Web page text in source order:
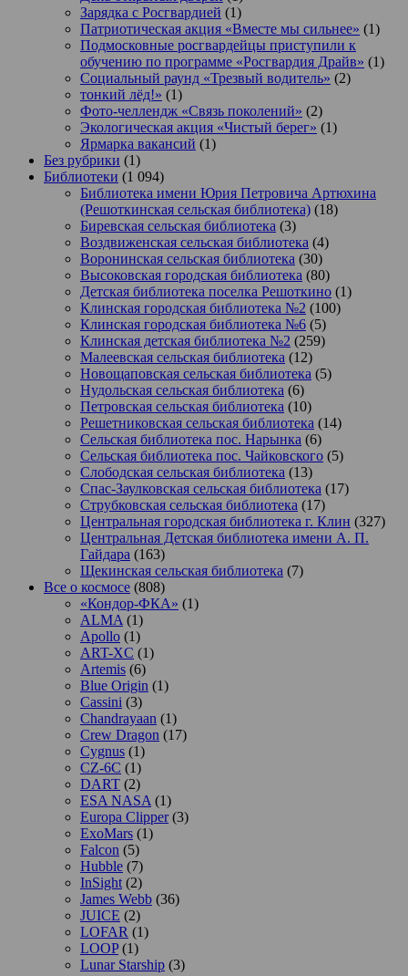
Зарядка с Росгвардией (1)
Патриотическая акция «Вместе мы сильнее» (1)
Подмосковные росгвардейцы приступили к
обучению по программе «Росгвардия Драйв» (1)
Социальный раунд «Трезвый водитель» (2)
тонкий лёд!» (1)
Фото-челлендж «Связь поколений» (2)
Экологическая акция «Чистый берег» (1)
Ярмарка вакансий (1)
Без рубрики (1)
Библиотеки (1 094)
Библиотека имени Юрия Петровича Артюхина
(Решоткинская сельская библиотека) (18)
Биревская сельская библиотека (3)
Воздвиженская сельская библиотека (4)
Воронинская сельская библиотека (30)
Высоковская городская библиотека (80)
Детская библиотека поселка Решоткино (1)
Клинская городская библиотека №2 (100)
Клинская городская библиотека №6 (5)
Клинская детская библиотека №2 (259)
Малеевская сельская библиотека (12)
Новощаповская сельская библиотека (5)
Нудольская сельская библиотека (6)
Петровская сельская библиотека (10)
Решетниковская сельская библиотека (14)
Сельская библиотека пос. Нарынка (6)
Сельская библиотека пос. Чайковского (5)
Слободская сельская библиотека (13)
Спас-Заулковская сельская библиотека (17)
Струбковская сельская библиотека (17)
Центральная городская библиотека г. Клин (327)
Центральная Детская библиотека имени А. П.
Гайдара (163)
Щекинская сельская библиотека (7)
Все о космосе (808)
«Кондор-ФКА» (1)
ALMA (1)
Apollo (1)
ART-XC (1)
Artemis (6)
Blue Origin (1)
Cassini (3)
Chandrayaan (1)
Crew Dragon (17)
Cygnus (1)
CZ-6C (1)
DART (2)
ESA NASA (1)
Europa Clipper(3)
ExoMars (1)
Falcon (5)
Hubble (7)
InSight (2)
James Webb (36)
JUICE (2)
LOFAR (1)
LOOP(1)
Lunar Starship (3)